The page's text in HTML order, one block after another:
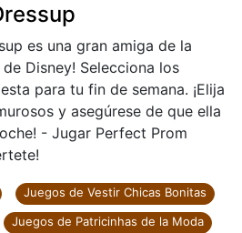
es una gran amiga de la
Disney! Selecciona los
para tu fin de semana. ¡Elija
y asegúrese de que ella
- Jugar Perfect Prom
Juegos de Vestir Chicas Bonitas
Juegos de Patricinhas de la Moda